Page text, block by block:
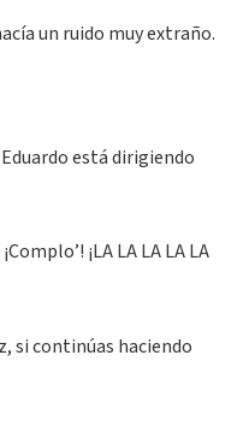
un ruido muy extraño.
está dirigiendo
¡LA LA LA LA LA
si continúas haciendo